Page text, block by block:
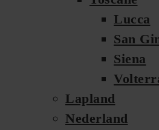
Lucca
San
Siena
Lapland
Nederland